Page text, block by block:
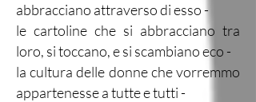
abbracciano attraverso di esso -
le cartoline che si abbracciano tra
loro, si toccano, e si scambiano eco -
la cultura delle donne che vorremmo
appartenesse a tutte e tutti -